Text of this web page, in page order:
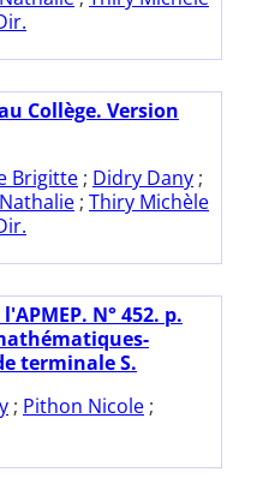
Collège. Version
Brigitte ; Didry Dany ;
; Thiry Michèle
N° 452. p.
terminale S.
; Pithon Nicole ;